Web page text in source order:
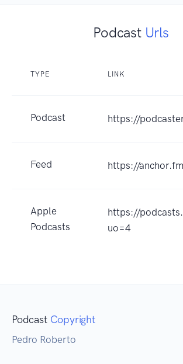
Podcast Urls
TYPE LINK
Podcast https://
Feed https://
Apple
Podcasts
https://
uo=4
Podcast Copyright
Pedro Roberto